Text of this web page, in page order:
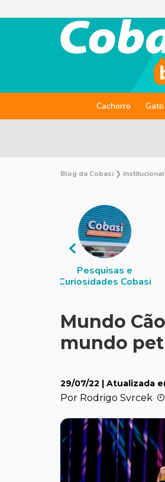
Cachorro Gato
Blog da Cobasi ❯ Institucional
Pesquisas e
Curiosidades Cobasi
Mundo
mundo pet
29/07/22 | Atualizada
Por Rodrigo Svrcek